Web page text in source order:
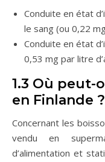
Conduite en état
le sang (ou 0,22
Conduite en état
0,53 mg par litre
1.3 Où peut-
en Finlande ?
Concernant les
vendu en
d’alimentation et